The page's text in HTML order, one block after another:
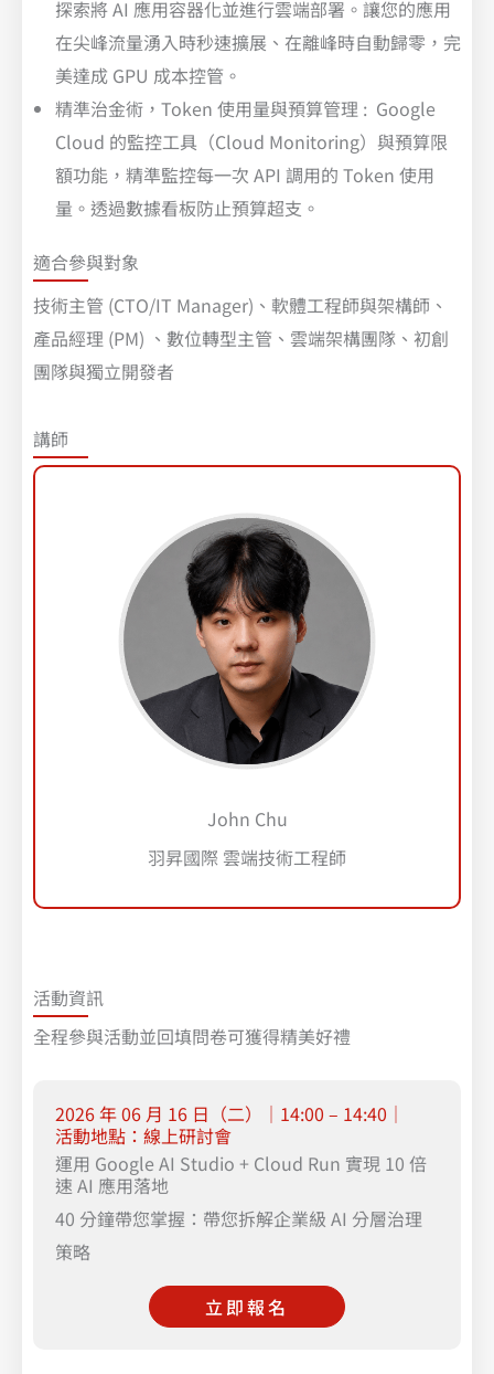
探索將 AI 應用容器化並進行雲端部署。讓您的應用
在尖峰流量湧入時秒速擴展、在離峰時自動歸零，完
美達成 GPU 成本控管。
精準治金術，Token 使用量與預算管理 : Google
Cloud 的監控工具（Cloud Monitoring）與預算限
額功能，精準監控每一次 API 調用的 Token 使用
量。透過數據看板防止預算超支。
適合參與對象
技術主管 (CTO/IT Manager)、軟體工程師與架構師、
產品經理 (PM) 、數位轉型主管、雲端架構團隊、初創
團隊與獨立開發者
講師
John Chu
羽昇國際 雲端技術工程師
活動資訊
全程參與活動並回填問卷可獲得精美好禮
2026 年 06 月 16 日（二）｜14:00 – 14:40｜
活動地點：線上研討會
運用 Google AI Studio + Cloud Run 實現 10 倍
速 AI 應用落地
40 分鐘帶您掌握：帶您拆解企業級 AI 分層治理
策略
立即報名